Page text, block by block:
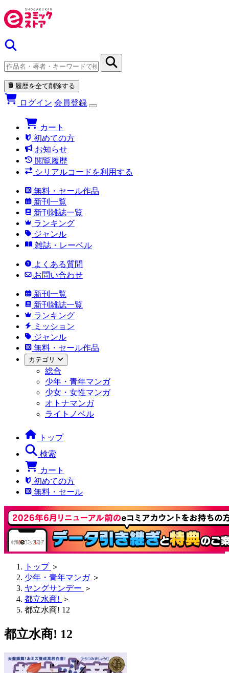
履歴を全て削除する
ログイン 会員登録
カート
初めての方
お知らせ
閲覧履歴
シリアルコードを利用する
無料・セール作品
新刊一覧
新刊雑誌一覧
ランキング
ジャンル
雑誌・レーベル
よくある質問
お問い合わせ
新刊一覧
新刊雑誌一覧
ランキング
ミッション
ジャンル
無料・セール作品
カテゴリ
総合
少年・青年マンガ
少女・女性マンガ
オトナマンガ
ライトノベル
トップ
検索
カート
初めての方
無料・セール
トップ ＞
少年・青年マンガ ＞
ヤングサンデー ＞
都立水商! ＞
都立水商! 12
都立水商! 12